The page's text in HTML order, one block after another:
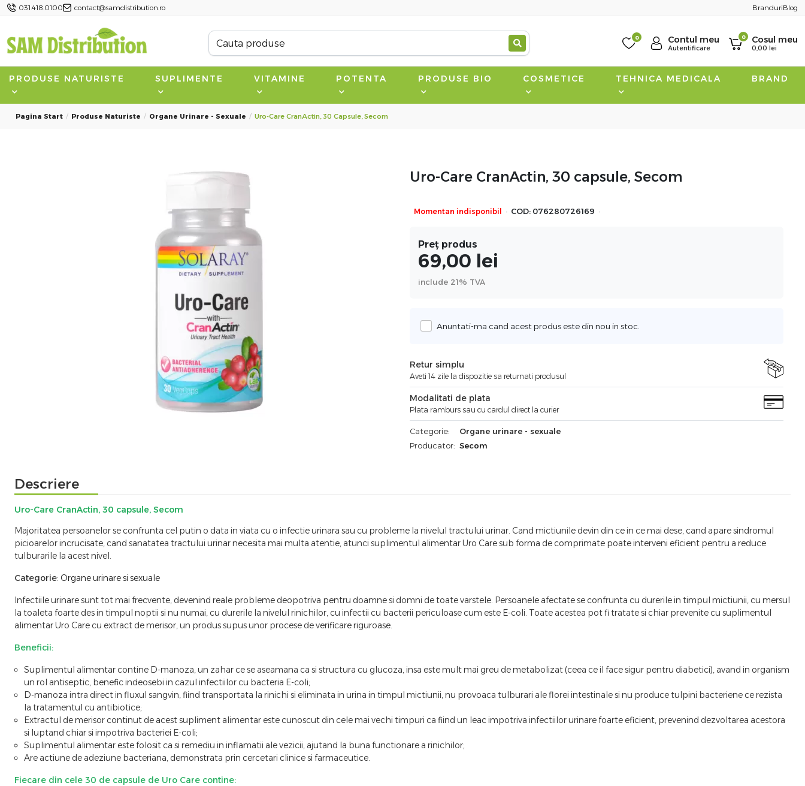
031.418.0100 contact@samdistribution.ro BranduriBlog
0 Contul meu
Autentificare
0 Cosul meu
0,00 lei
PRODUSE NATURISTE SUPLIMENTE VITAMINE POTENTA PRODUSE BIO COSMETICE TEHNICA MEDICALA BRAND
Pagina Start Produse Naturiste Organe Urinare - Sexuale Uro-Care CranActin, 30 Capsule, Secom
Uro-Care CranActin, 30 capsule, Secom
Momentan indisponibil · COD: 076280726169 ·
Preț produs
69,00 lei
include 21% TVA
Anuntati-ma cand acest produs este din nou in stoc.
Retur simplu
Aveti 14 zile la dispozitie sa returnati produsul
Modalitati de plata
Plata ramburs sau cu cardul direct la curier
Categorie:
Organe urinare - sexuale
Producator: Secom
Descriere
Uro-Care CranActin, 30 capsule, Secom
Majoritatea persoanelor se confrunta cel putin o data in viata cu o infectie urinara sau cu probleme la nivelul tractului urinar. Cand mictiunile devin din ce in ce mai dese, cand apare sindromul
picioarelor incrucisate, cand sanatatea tractului urinar necesita mai multa atentie, atunci suplimentul alimentar Uro Care sub forma de comprimate poate interveni eficient pentru a reduce
tulburarile la acest nivel.
Categorie: Organe urinare si sexuale
Infectiile urinare sunt tot mai frecvente, devenind reale probleme deopotriva pentru doamne si domni de toate varstele. Persoanele afectate se confrunta cu durerile in timpul mictiunii, cu mersul
la toaleta foarte des in timpul noptii si nu numai, cu durerile la nivelul rinichilor, cu infectii cu bacterii periculoase cum este E-coli. Toate acestea pot fi tratate si chiar prevenite cu suplimentul
alimentar Uro Care cu extract de merisor, un produs supus unor procese de verificare riguroase.
Beneficii:
Suplimentul alimentar contine D-manoza, un zahar ce se aseamana ca si structura cu glucoza, insa este mult mai greu de metabolizat (ceea ce il face sigur pentru diabetici), avand in organism
un rol antiseptic, benefic indeosebi in cazul infectiilor cu bacteria E-coli;
D-manoza intra direct in fluxul sangvin, fiind transportata la rinichi si eliminata in urina in timpul mictiunii, nu provoaca tulburari ale florei intestinale si nu produce tulpini bacteriene ce rezista
la tratamentul cu antibiotice;
Extractul de merisor continut de acest supliment alimentar este cunoscut din cele mai vechi timpuri ca fiind un leac impotriva infectiilor urinare foarte eficient, prevenind dezvoltarea acestora
si luptand chiar si impotriva bacteriei E-coli;
Suplimentul alimentar este folosit ca si remediu in inflamatii ale vezicii, ajutand la buna functionare a rinichilor;
Are actiune de adeziune bacteriana, demonstrata prin cercetari clinice si farmaceutice.
Fiecare din cele 30 de capsule de Uro Care contine: